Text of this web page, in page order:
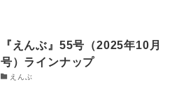
『えんぶ』55号（2025年10月
号）ラインナップ
えんぶ